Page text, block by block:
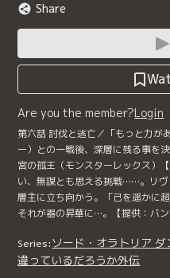
Share
Are you the member?Login
第六話 討伐と逃亡／「もっと力
ー）との一戦後、深層に残る事を
宮の孤王（モンスターレックス）
い、無謀とも思える挑戦……。リ
層主に立ち向かう。「己を遥かに
それが器の昇華に…。【提供：バン
Series:ソード・オラトリア
違っているだろうか外伝